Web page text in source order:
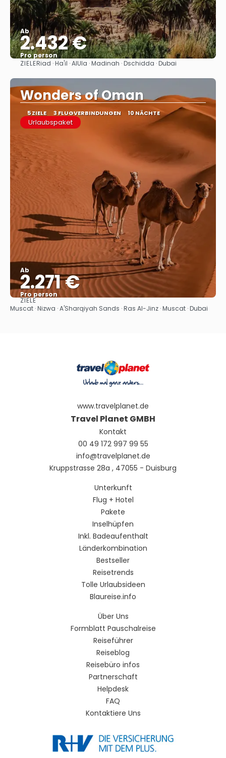
Ab
2.432 €
Pro person
Sehen
ZIELERiad · Ha'il · AlUla · Madinah · Dschidda · Dubai
Wonders of Oman
5 ZIELE 3 FLUGVERBINDUNGEN 10 NÄCHTE
Urlaubspaket
Ab
2.271 €
Pro person
Sehen
ZIELE
Muscat · Nizwa · A'Sharqiyah Sands · Ras Al-Jinz · Muscat · Dubai
www.travelplanet.de
Travel Planet GMBH
Kontakt
00 49 172 997 99 55
info@travelplanet.de
Kruppstrasse 28a , 47055 - Duisburg
Unterkunft
Flug + Hotel
Pakete
Inselhüpfen
Inkl. Badeaufenthalt
Länderkombination
Bestseller
Reisetrends
Tolle Urlaubsideen
Blaureise.info
Über Uns
Formblatt Pauschalreise
Reiseführer
Reiseblog
Reisebüro infos
Partnerschaft
Helpdesk
FAQ
Kontaktiere Uns